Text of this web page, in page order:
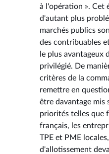
à l'opération ». Cet
d'autant plus
marchés publics
des contribuables
le plus avantageux
privilégié. De
critères de la
remettre en
être davantage mis
priorités telles que
français, les
TPE et PME
d'allotissement